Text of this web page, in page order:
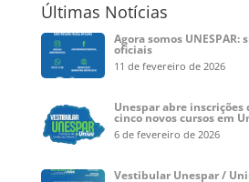
Últimas Notícias
Agora somos UNESPAR:
oficiais
11 de fevereiro de 2026
Unespar abre
cinco novos cursos em
6 de fevereiro de 2026
Vestibular Unespar /